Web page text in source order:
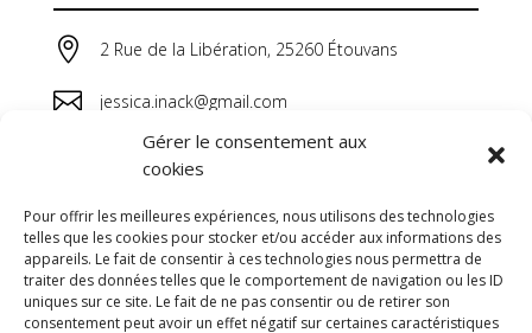
Gérer le consentement aux
cookies
Pour offrir les meilleures expériences, nous utilisons des technologies
telles que les cookies pour stocker et/ou accéder aux informations des
appareils. Le fait de consentir à ces technologies nous permettra de
traiter des données telles que le comportement de navigation ou les ID
uniques sur ce site. Le fait de ne pas consentir ou de retirer son
consentement peut avoir un effet négatif sur certaines caractéristiques
 2 Rue de la Libération, 25260 Étouvans
 jessica.inack@gmail.com
06 64 44 38 20